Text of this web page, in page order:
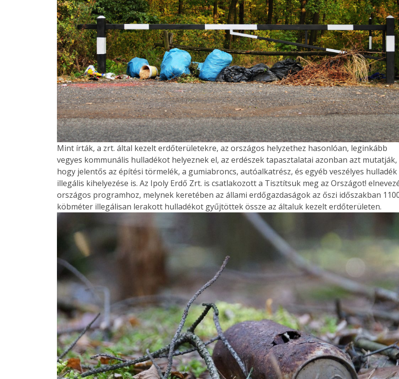
Mint írták, a zrt. által kezelt erdőterületekre, az országos helyzethez hasonlóan, leginkább
vegyes kommunális hulladékot helyeznek el, az erdészek tapasztalatai azonban azt mutatják,
hogy jelentős az építési törmelék, a gumiabroncs, autóalkatrész, és egyéb veszélyes hulladék
illegális kihelyezése is. Az Ipoly Erdő Zrt. is csatlakozott a Tisztítsuk meg az Országot!
országos programhoz, melynek keretében az állami erdőgazdaságok az őszi időszakban
köbméter illegálisan lerakott hulladékot gyűjtöttek össze az általuk kezelt erdőterületen.